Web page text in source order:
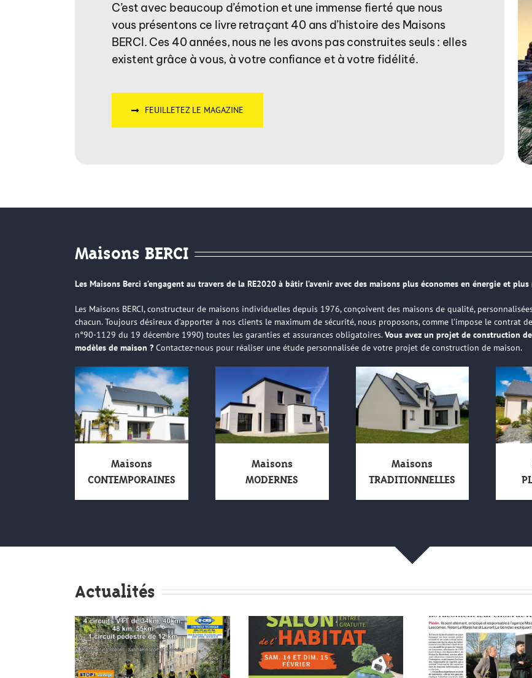
C’est avec beaucoup d’émotion et une immense fierté que nous
vous présentons ce livre retraçant 40 ans d’histoire des Maisons
BERCI. Ces 40 années, nous ne les avons pas construites seuls : elles
existent grâce à vous, à votre confiance et à votre fidélité.
FEUILLETEZ LE MAGAZINE
Maisons BERCI
Les Maisons Berci s’engagent au travers de la RE2020 à bâtir l’avenir avec des maisons plus économes en énergie et
Les Maisons BERCI, constructeur de maisons individuelles depuis 1976, conçoivent des maisons de qualité,
chacun. Toujours désireux d’apporter à nos clients le maximum de sécurité, nous proposons, comme l’impose le contrat
n°90-1129 du 19 décembre 1990) toutes les garanties et assurances obligatoires.Vous avez un projet de construction
modèles de maison ? Contactez-nous pour réaliser une étude personnalisée de votre projet de construction de maison.
Maisons
CONTEMPORAINES
Maisons
MODERNES
Maisons
TRADITIONNELLES
Actualités